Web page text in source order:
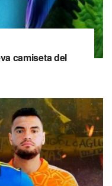
camiseta del